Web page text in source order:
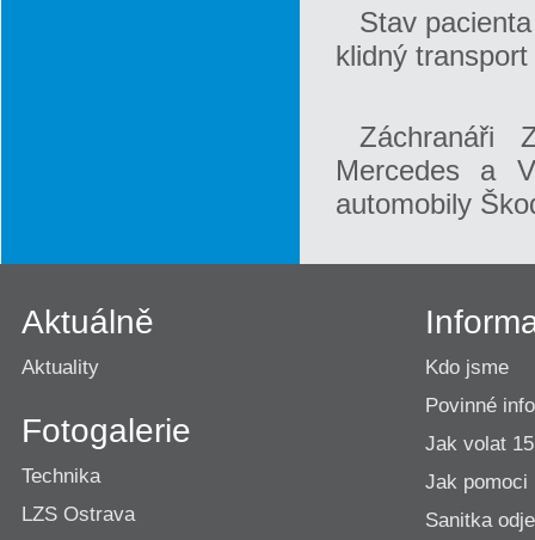
Stav
klidný
Záchranáři
Mercedes a
automobily
Aktuálně
Aktuality
Fotogalerie
Technika
LZS Ostrava
Kdo jsme
Povinné
Jak volat
Jak pomoci
Sanitka